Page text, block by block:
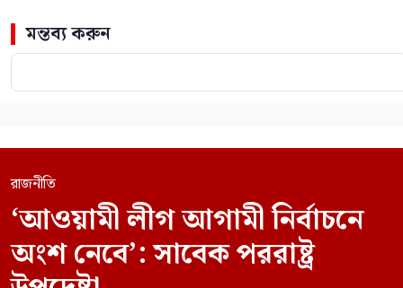
মন্তব্য করুন
রাজনীতি
‘আওয়ামী লীগ আগামী নির্বাচনে
অংশ নেবে’: সাবেক পররাষ্ট্র